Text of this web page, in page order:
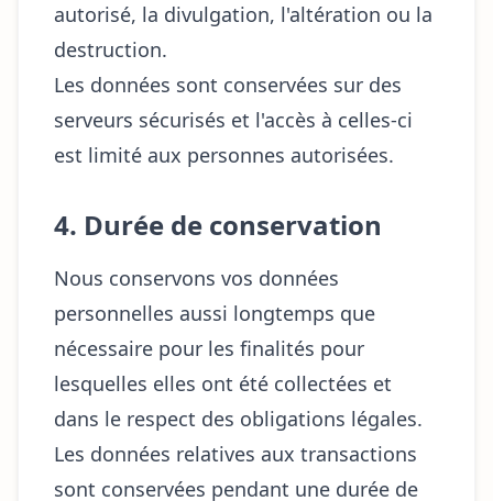
autorisé, la divulgation, l'altération ou la
destruction.
Les données sont conservées sur des
serveurs sécurisés et l'accès à celles-ci
est limité aux personnes autorisées.
4. Durée de conservation
Nous conservons vos données
personnelles aussi longtemps que
nécessaire pour les finalités pour
lesquelles elles ont été collectées et
dans le respect des obligations légales.
Les données relatives aux transactions
sont conservées pendant une durée de